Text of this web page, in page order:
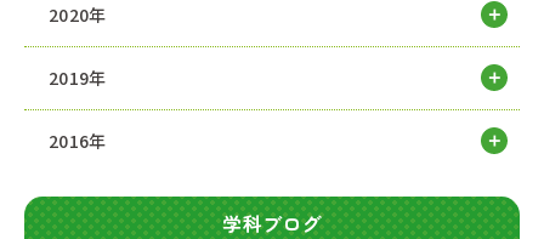
2020年
2019年
2016年
学科ブログ